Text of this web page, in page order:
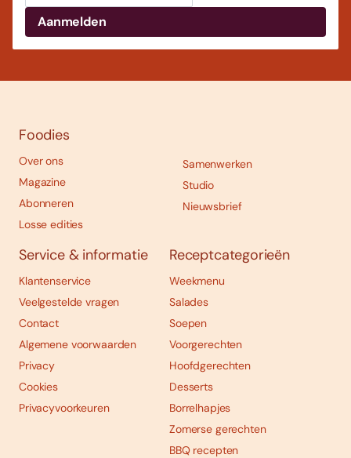
Foodies
Over ons
Magazine
Abonneren
Losse edities
Samenwerken
Studio
Nieuwsbrief
Service & informatie
Klantenservice
Veelgestelde vragen
Contact
Algemene voorwaarden
Privacy
Cookies
Privacyvoorkeuren
Receptcategorieën
Weekmenu
Salades
Soepen
Voorgerechten
Hoofdgerechten
Desserts
Borrelhapjes
Zomerse gerechten
BBQ recepten